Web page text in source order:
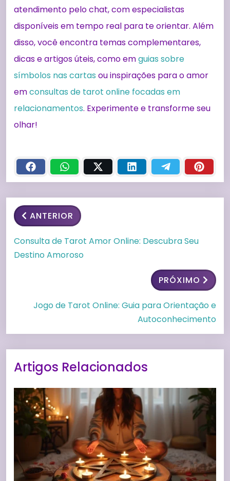
atendimento pelo chat, com especialistas
disponíveis em tempo real para te orientar. Além
disso, você encontra temas complementares,
dicas e artigos úteis, como emguias sobre
símbolos nas cartas ou inspirações para o amor
emconsultas de tarot online focadas em
relacionamentos. Experimente e transforme seu
olhar!
ANTERIOR
Consulta de Tarot Amor Online: Descubra Seu
Destino Amoroso
PRÓXIMO
Jogo de Tarot Online: Guia para Orientação e
Autoconhecimento
Artigos Relacionados